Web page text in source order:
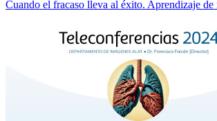
Cuando el fracaso lleva al éxito. Aprendizaje de